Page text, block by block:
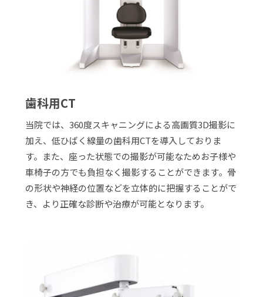
歯科用CT
当院では、360度スキャニングによる高画質3D撮影に
加え、低ひばく線量の歯科用CTを導入しておりま
す。また、座った状態での撮影が可能なためお子様や
車椅子の方でも負担なく撮影することができます。骨
の形状や神経の位置などを立体的に把握することがで
き、より正確な診断や治療が可能となります。